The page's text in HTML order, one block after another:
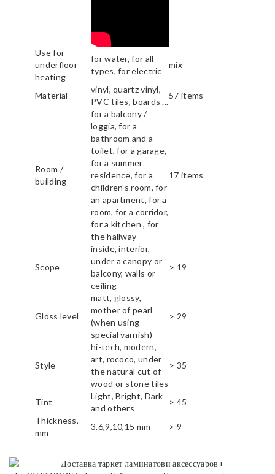
Use for
underfloor
heating
for water, for all
types, for electric
mix
Material
vinyl, quartz vinyl,
PVC tiles, boards ...
57 items
Room /
building
for a balcony /
loggia, for a
bathroom and a
toilet, for a garage,
for a summer
residence, for a
children's room, for
an apartment, for a
room, for a corridor,
for a kitchen , for
the hallway
17 items
Scope
inside, interior,
under a canopy or
balcony, walls or
ceiling
> 19
Gloss level
matt, glossy,
mother of pearl
(when using
special varnish)
> 29
Style
hi-tech, modern,
art, rococo, under
the natural cut of
wood or stone tiles
> 35
Tint
Light, Bright, Dark
and others
> 45
Thickness,
mm
3,6,9,10,15 mm > 9